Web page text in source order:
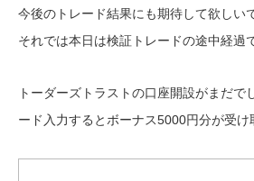
今後のトレード結果にも期待して欲しい
それでは本日は検証トレードの途中経過
トーダーズトラストの口座開設がまだで
ード入力するとボーナス5000円分が受け